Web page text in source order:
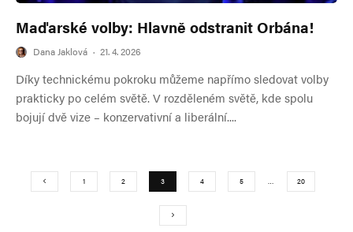
Maďarské volby: Hlavně odstranit Orbána!
Dana Jaklová · 21. 4. 2026
Díky technickému pokroku můžeme napřímo sledovat volby
prakticky po celém světě. V rozděleném světě, kde spolu
bojují dvě vize – konzervativní a liberální....
1 2 3 4 5 … 20